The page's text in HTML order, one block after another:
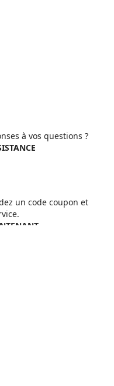
à vos questions ?
un code coupon et